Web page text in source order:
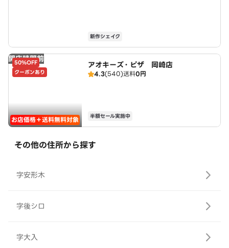
新作シェイク
開店時間前
50%OFF
クーポンあり
お店価格＋送料無料対象
アオキーズ・ピザ 岡崎店
4.3(540)送料0円
半額セール実施中
その他の住所から探す
字安形木
字後シロ
字大入